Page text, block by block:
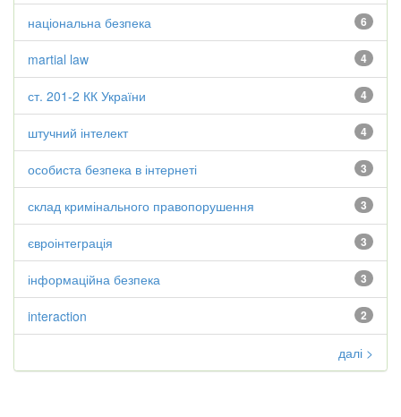
6
національна безпека
4
martial law
4
ст. 201-2 КК України
4
штучний інтелект
3
особиста безпека в інтернеті
3
склад кримінального правопорушення
3
євроінтеграція
3
інформаційна безпека
2
interaction
далі >